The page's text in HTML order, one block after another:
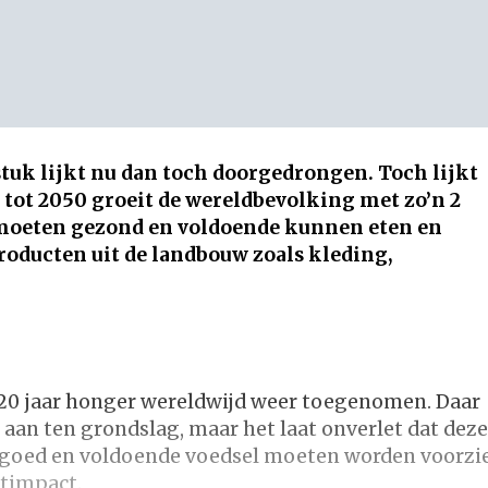
lijkt nu dan toch doorgedrongen. Toch lijkt
2050 groeit de wereldbevolking met zo’n 2
gezond en voldoende kunnen eten en
uit de landbouw zoals kleding,
jaar honger wereldwijd weer toegenomen. Daar
ten grondslag, maar het laat onverlet dat deze
en voldoende voedsel moeten worden